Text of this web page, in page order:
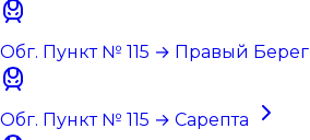
Обг. Пункт № 115 → Правый Берег
Обг. Пункт № 115 → Сарепта